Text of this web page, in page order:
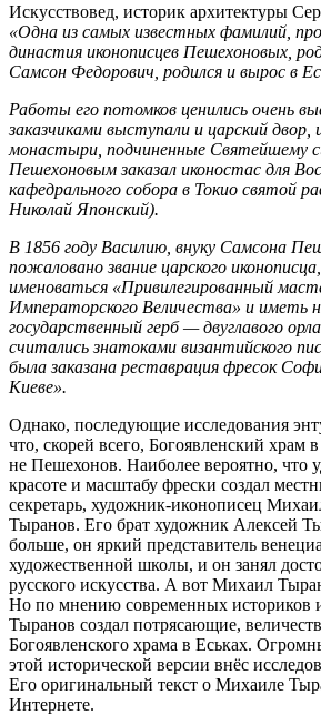
Искусствовед, историк архитектуры
«Одна из самых известных фамилий,
династия иконописцев Пешехоновых,
Самсон Федорович, родился и вырос в
Работы его потомков ценились очень
заказчиками выступали и царский
монастыри, подчиненные Святейшему
Пешехоновым заказал иконостас для
кафедрального собора в Токио святой
Николай Японский).
В 1856 году Василию, внуку Самсона
пожаловано звание царского
именоваться «Привилегированный
Императорского Величества» и иметь
государственный герб — двуглавого
считались знатоками византийского
была заказана реставрация фресок
Киеве».
Однако, последующие исследования
что, скорей всего, Богоявленский храм
не Пешехонов. Наиболее вероятно, что
красоте и масштабу фрески создал
секретарь, художник-иконописец
Тыранов. Его брат художник Алексей
больше, он яркий представитель
художественной школы, и он занял
русского искусства. А вот Михаил
Но по мнению современных историков
Тыранов создал потрясающие,
Богоявленского храма в Еськах.
этой исторической версии внёс
Его оригинальный текст о Михаиле
Интернете.